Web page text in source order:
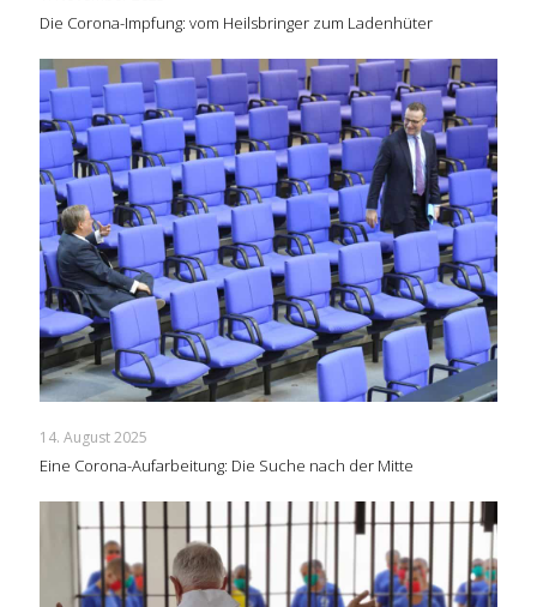
Die Corona-Impfung: vom Heilsbringer zum Ladenhüter
14. August 2025
Eine Corona-Aufarbeitung: Die Suche nach der Mitte